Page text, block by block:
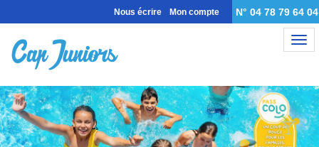
Nous écrire Mon compte N° 04 78 79 64 04